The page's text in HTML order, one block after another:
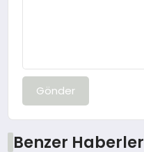
Gönder
Benzer Haberler